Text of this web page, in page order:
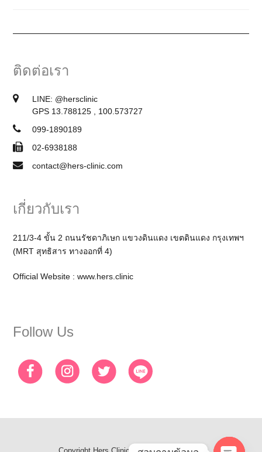
ติดต่อเรา
LINE: @hersclinic
GPS 13.788125 , 100.573727
099-1890189
02-6938188
contact@hers-clinic.com
เกี่ยวกับเรา
211/3-4 ขั้น 2 ถนนรัชดาภิเษก แขวงดินแดง เขตดินแดง กรุงเทพฯ
(MRT สุทธิสาร ทางออกที่ 4)
Official Website :www.hers.clinic
Follow Us